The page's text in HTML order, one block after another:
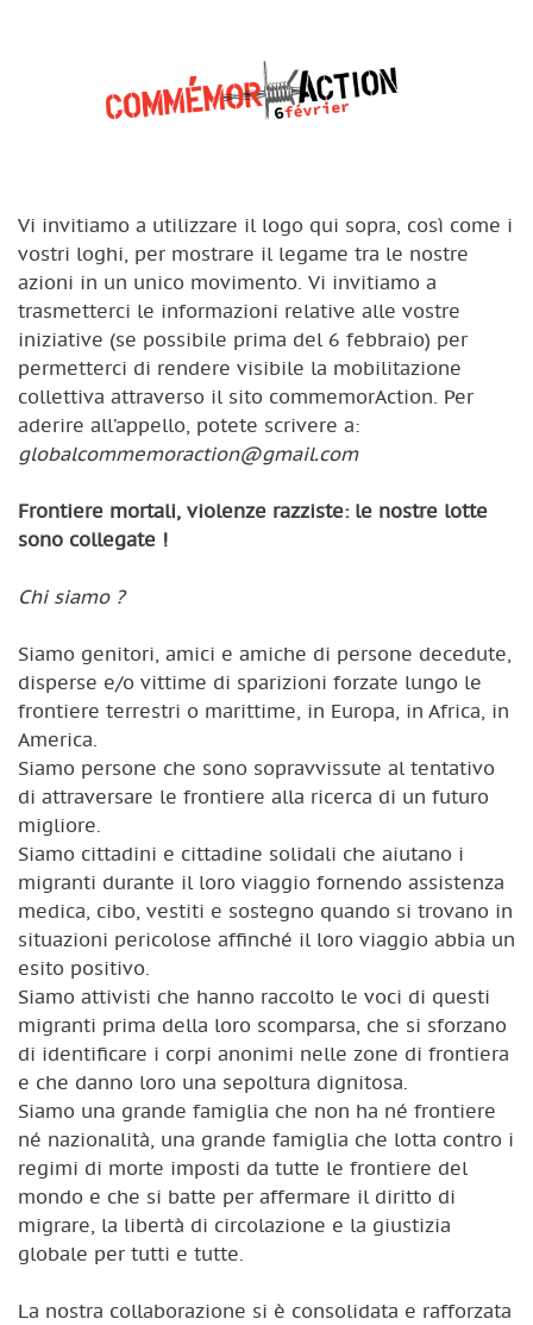
Vi invitiamo a utilizzare il logo qui sopra, così come i
vostri loghi, per mostrare il legame tra le nostre
azioni in un unico movimento. Vi invitiamo a
trasmetterci le informazioni relative alle vostre
iniziative (se possibile prima del 6 febbraio) per
permetterci di rendere visibile la mobilitazione
collettiva attraverso il sito commemorAction. Per
aderire all’appello, potete scrivere a:
globalcommemoraction@gmail.com
Frontiere mortali, violenze razziste: le nostre lotte
sono collegate !
Chi siamo ?
Siamo genitori, amici e amiche di persone decedute,
disperse e/o vittime di sparizioni forzate lungo le
frontiere terrestri o marittime, in Europa, in Africa, in
America.
Siamo persone che sono sopravvissute al tentativo
di attraversare le frontiere alla ricerca di un futuro
migliore.
Siamo cittadini e cittadine solidali che aiutano i
migranti durante il loro viaggio fornendo assistenza
medica, cibo, vestiti e sostegno quando si trovano in
situazioni pericolose affinché il loro viaggio abbia un
esito positivo.
Siamo attivisti che hanno raccolto le voci di questi
migranti prima della loro scomparsa, che si sforzano
di identificare i corpi anonimi nelle zone di frontiera
e che danno loro una sepoltura dignitosa.
Siamo una grande famiglia che non ha né frontiere
né nazionalità, una grande famiglia che lotta contro i
regimi di morte imposti da tutte le frontiere del
mondo e che si batte per affermare il diritto di
migrare, la libertà di circolazione e la giustizia
globale per tutti e tutte.
La nostra collaborazione si è consolidata e rafforzata